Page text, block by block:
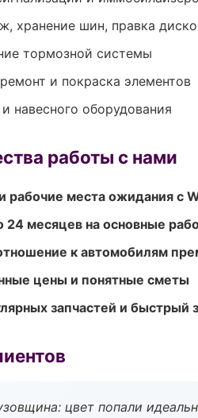
хранение шин, правка
тормозной системы
и покраска элементов
навесного оборудования
работы с нами
рабочие места ожидания с
24 месяцев на основные
к автомобилям
цены и понятные сметы
запчастей и быстрый
цвет попали